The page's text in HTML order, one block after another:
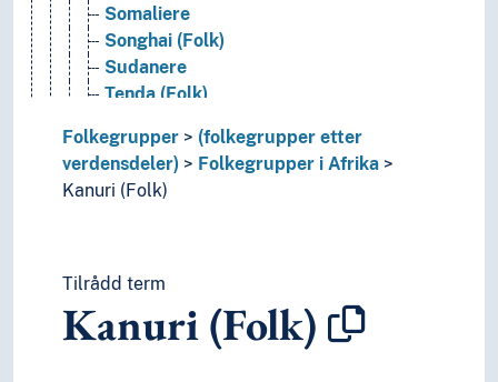
Somaliere
Songhai (Folk)
Sudanere
Tenda (Folk)
Tigray (Folk)
Tigre (Folk)
Tiv (Folk)
Wolof (Folk)
Xhosa (Folk)
Yoruba (Folk)
Folkegrupper
(folkegrupper etter
verdensdeler)
Folkegrupper i Afrika
Kanuri (Folk)
Tilrådd term
Kanuri (Folk)